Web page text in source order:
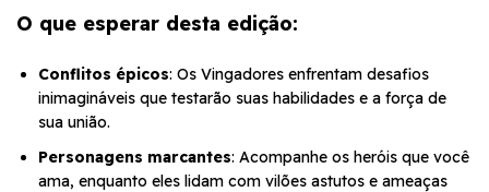
O que esperar desta edição:
Conflitos épicos: Os Vingadores enfrentam desafios
inimagináveis que testarão suas habilidades e a força de
sua união.
Personagens marcantes: Acompanhe os heróis que você
ama, enquanto eles lidam com vilões astutos e ameaças